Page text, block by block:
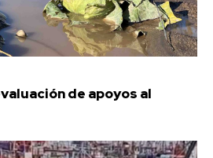
de apoyos al